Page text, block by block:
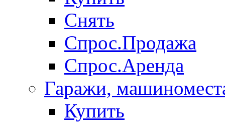
Снять
Спрос.Продажа
Спрос.Аренда
Гаражи,
Купить